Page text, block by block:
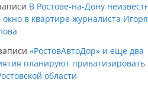
В Ростове-на-Дону
окно в квартире журналиста Игоря
«РостовАвтоДор» и еще два
планируют приватизировать
области